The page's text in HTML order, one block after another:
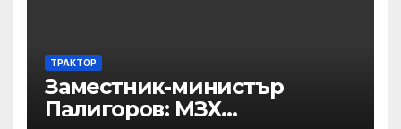
ТРАКТОР
Заместник-министър
Палигоров: МЗХ